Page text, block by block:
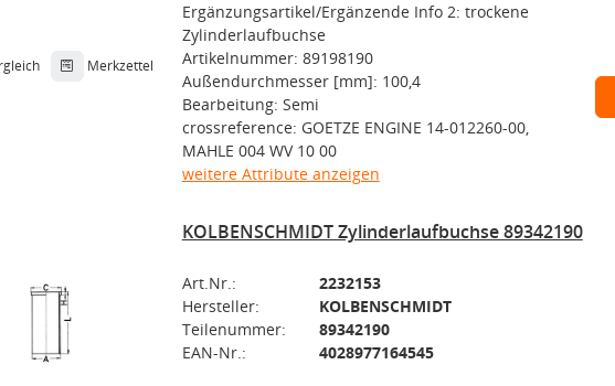
Merkzettel
Ergänzungsartikel/Ergänzende Info 2: trockene
Zylinderlaufbuchse
Artikelnummer: 89198190
Außendurchmesser [mm]: 100,4
Bearbeitung: Semi
crossreference: GOETZE ENGINE 14-012260-00,
MAHLE 004 WV 10 00
weitere Attribute anzeigen
KOLBENSCHMIDT Zylinderlaufbuchse 89342190
Art.Nr.:
2232153
Hersteller:
KOLBENSCHMIDT
Teilenummer:
89342190
EAN-Nr.:
4028977164545